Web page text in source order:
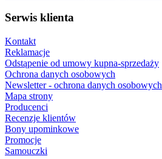
Serwis klienta
Kontakt
Reklamacje
Odstąpenie od umowy kupna-sprzedaży
Ochrona danych osobowych
Newsletter - ochrona danych osobowych
Mapa strony
Producenci
Recenzje klientów
Bony upominkowe
Promocje
Samouczki